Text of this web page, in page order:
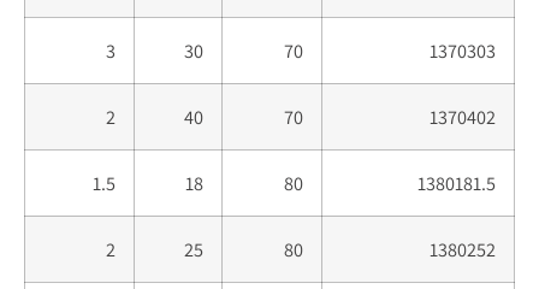
1370303
70
30
3
1370402
70
40
2
1380181.5
80
18
1.5
1380252
80
25
2